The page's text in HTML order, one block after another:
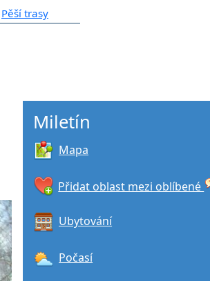
Pěší trasy
Miletín
Mapa
Přidat oblast mezi oblíbené
Ubytování
Počasí